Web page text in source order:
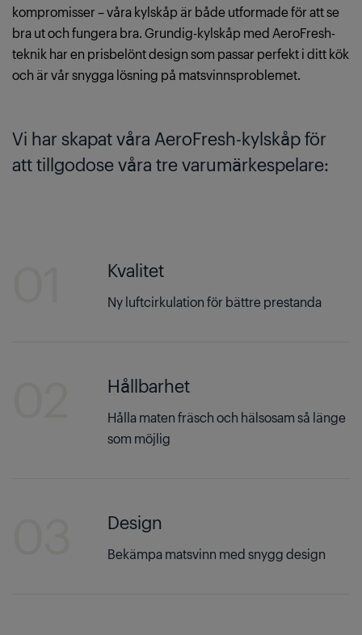
kompromisser – våra kylskåp är både utformade för att se
bra ut och fungera bra. Grundig-kylskåp med AeroFresh-
teknik har en prisbelönt design som passar perfekt i ditt kök
och är vår snygga lösning på matsvinnsproblemet.
Vi har skapat våra AeroFresh-kylskåp för
att tillgodose våra tre varumärkespelare:
Kvalitet
Ny luftcirkulation för bättre prestanda
Hållbarhet
Hålla maten fräsch och hälsosam så länge
som möjlig
Design
Bekämpa matsvinn med snygg design